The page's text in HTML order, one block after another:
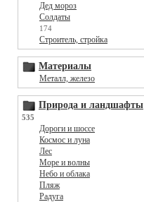
Дед мороз
Солдаты
174
Строитель, стройка
Материалы
Металл, железо
Природа и ландшафты
535
Дороги и шоссе
Космос и луна
Лес
Море и волны
Небо и облака
Пляж
Радуга